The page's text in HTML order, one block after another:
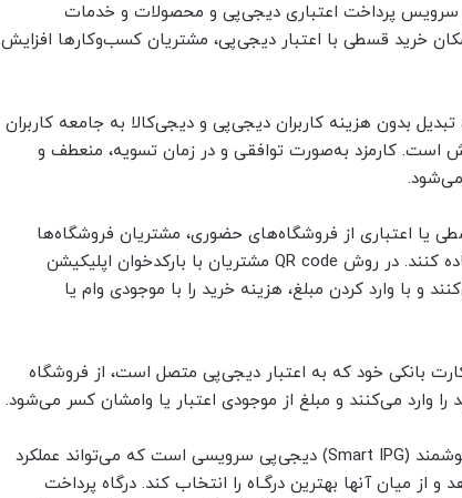
سرویس پرداخت اعتباری دیجی‌پی و محصولات و خدمات
خرید قسطی با اعتبار دیجی‌پی، مشتریان کسب‌و‌کارها افزایش
بدون هزینه کاربران دیجی‌پی و دیجی‌کالا به جامعه کاربران
است. کارمزد به‌صورت توافقی و در زمان تسویه، منعطف و
می‌شود.
یا اعتباری از فروشگاه‌های حضوری، مشتریان فروشگاه‌ها
می‌توانند از QR code یا دستگاه کارتخوان استفاده کنند. در روش QR code مشتریان با بارکدخوان اپلیکیشن
با وارد کردن مبلغ، هزینه خرید را با موجودی وام یا
بانکی خود که به اعتبار دیجی‌پی متصل است، از فروشگاه
وارد می‌کنند و مبلغ از موجودی اعتبار یا وامشان کسر می‌شود.
درگاه پرداخت هوشمند: درگاه پرداخت اینترنتی هوشمند (Smart IPG) دیجی‌پی سرویسی است که می‌تواند عملکرد
میان آنها بهترین درگـاه را انتخاب کند. درگاه پرداخت